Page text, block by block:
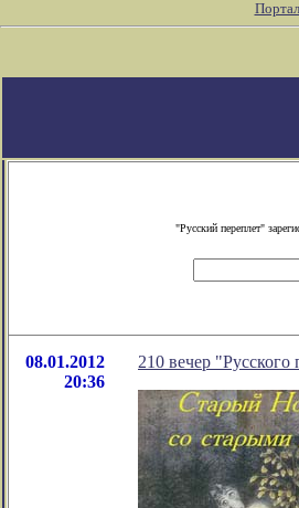
Портал
"Русский переплет"
08.01.2012
20:36
210 вечер "Русского